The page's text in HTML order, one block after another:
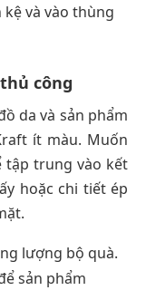
kệ và vào thùng
công
da và sản phẩm
ít màu. Muốn
tập trung vào kết
hoặc chi tiết ép
lượng bộ quà.
sản phẩm